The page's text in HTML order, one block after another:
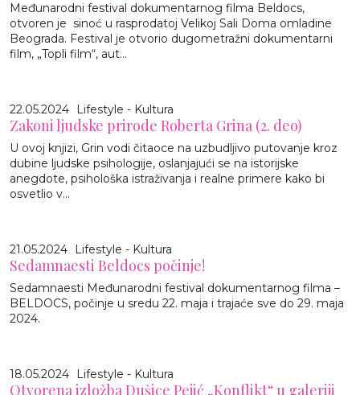
Međunarodni festival dokumentarnog filma Beldocs,
otvoren je sinoć u rasprodatoj Velikoj Sali Doma omladine
Beograda. Festival je otvorio dugometražni dokumentarni
film, „Topli film“, aut...
22.05.2024 Lifestyle - Kultura
Zakoni ljudske prirode Roberta Grina (2. deo)
U ovoj knjizi, Grin vodi čitaoce na uzbudljivo putovanje kroz
dubine ljudske psihologije, oslanjajući se na istorijske
anegdote, psihološka istraživanja i realne primere kako bi
osvetlio v...
21.05.2024 Lifestyle - Kultura
Sedamnaesti Beldocs počinje!
Sedamnaesti Međunarodni festival dokumentarnog filma –
BELDOCS, počinje u sredu 22. maja i trajaće sve do 29. maja
2024.
18.05.2024 Lifestyle - Kultura
Otvorena izložba Dušice Pejić „Konflikt“ u galeriji